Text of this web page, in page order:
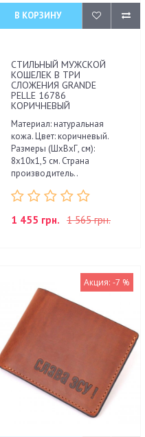
В КОРЗИНУ
СТИЛЬНЫЙ МУЖСКОЙ
КОШЕЛЕК В ТРИ
СЛОЖЕНИЯ GRANDE
PELLE 16786
КОРИЧНЕВЫЙ
Материал: натуральная
кожа. Цвет: коричневый.
Размеры (ШхВхГ, см):
8х10х1,5 см. Страна
производитель..
1 455 грн. 1 565 грн.
Акция: -7 %